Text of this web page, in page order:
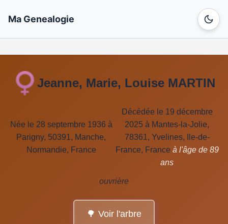
Ma Genealogie
Jeanne, Marie, Louise MARTIN
Née le 28 septembre 1936 à
Parigny, 50391, Manche,
Normandie, France
Décédée le 19 décembre
2025 à Mantes-la-Jolie,
78361, Yvelines, Ile-de-
France, France à l'âge de 89
ans
ouvrière
🌳 Voir l'arbre